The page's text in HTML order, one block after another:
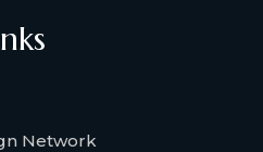
Network